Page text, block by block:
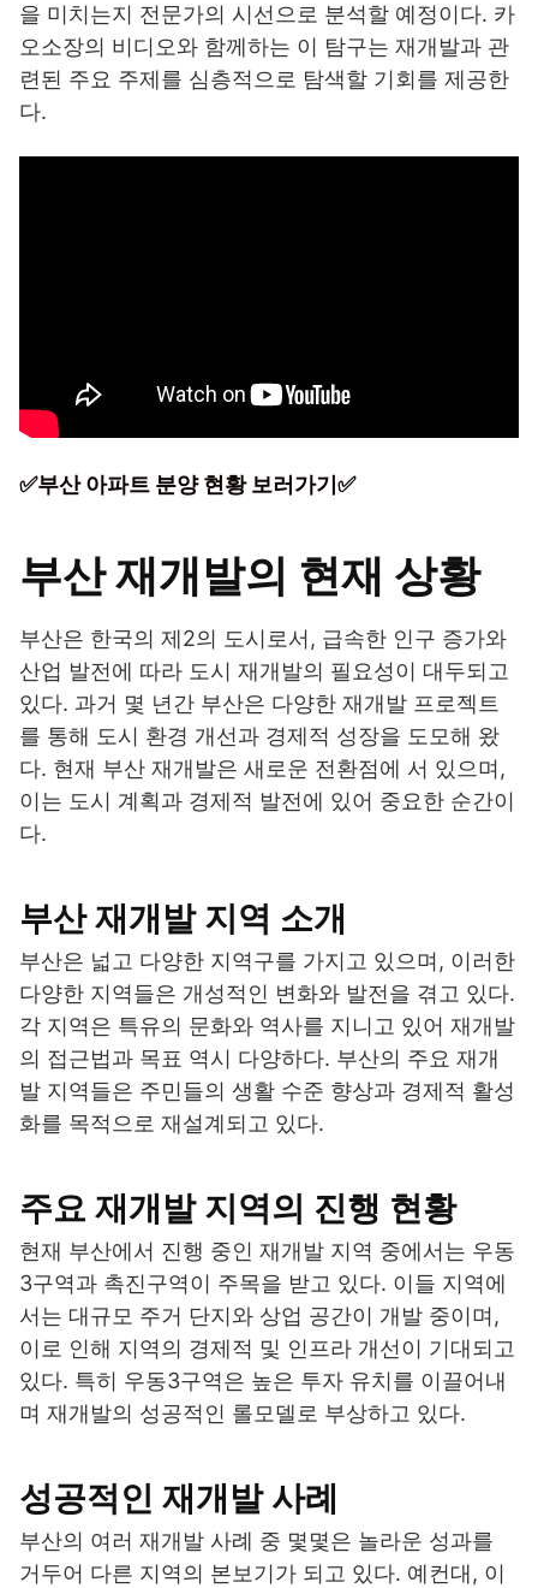
을 미치는지 전문가의 시선으로 분석할 예정이다. 카
오소장의 비디오와 함께하는 이 탐구는 재개발과 관
련된 주요 주제를 심층적으로 탐색할 기회를 제공한
다.
✅부산 아파트 분양 현황 보러가기✅
부산 재개발의 현재 상황
부산은 한국의 제2의 도시로서, 급속한 인구 증가와
산업 발전에 따라 도시 재개발의 필요성이 대두되고
있다. 과거 몇 년간 부산은 다양한 재개발 프로젝트
를 통해 도시 환경 개선과 경제적 성장을 도모해 왔
다. 현재 부산 재개발은 새로운 전환점에 서 있으며,
이는 도시 계획과 경제적 발전에 있어 중요한 순간이
다.
부산 재개발 지역 소개
부산은 넓고 다양한 지역구를 가지고 있으며, 이러한
다양한 지역들은 개성적인 변화와 발전을 겪고 있다.
각 지역은 특유의 문화와 역사를 지니고 있어 재개발
의 접근법과 목표 역시 다양하다. 부산의 주요 재개
발 지역들은 주민들의 생활 수준 향상과 경제적 활성
화를 목적으로 재설계되고 있다.
주요 재개발 지역의 진행 현황
현재 부산에서 진행 중인 재개발 지역 중에서는 우동
3구역과 촉진구역이 주목을 받고 있다. 이들 지역에
서는 대규모 주거 단지와 상업 공간이 개발 중이며,
이로 인해 지역의 경제적 및 인프라 개선이 기대되고
있다. 특히 우동3구역은 높은 투자 유치를 이끌어내
며 재개발의 성공적인 롤모델로 부상하고 있다.
성공적인 재개발 사례
부산의 여러 재개발 사례 중 몇몇은 놀라운 성과를
거두어 다른 지역의 본보기가 되고 있다. 예컨대, 이